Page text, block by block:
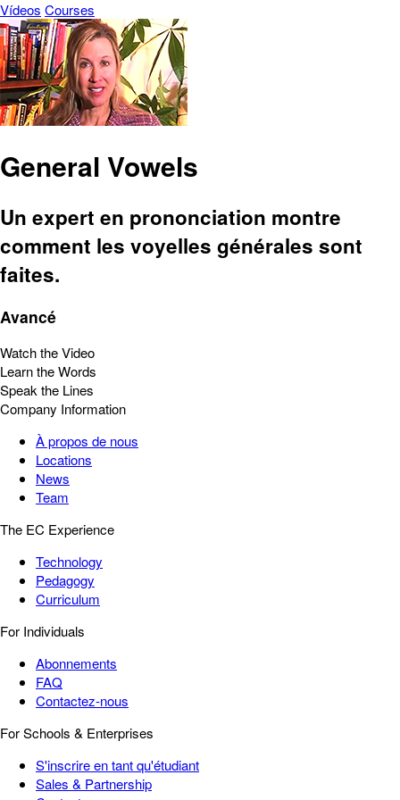
Vídeos Courses
General Vowels
Un expert en prononciation montre
comment les voyelles générales sont
faites.
Avancé
Watch the Video
Learn the Words
Speak the Lines
Company Information
À propos de nous
Locations
News
Team
The EC Experience
Technology
Pedagogy
Curriculum
For Individuals
Abonnements
FAQ
Contactez-nous
For Schools & Enterprises
S'inscrire en tant qu'étudiant
Sales & Partnership